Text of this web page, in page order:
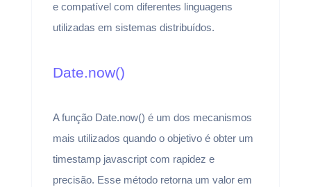
e compatível com diferentes linguagens
utilizadas em sistemas distribuídos.
Date.now()
A função Date.now() é um dos mecanismos
mais utilizados quando o objetivo é obter um
timestamp javascript com rapidez e
precisão. Esse método retorna um valor em